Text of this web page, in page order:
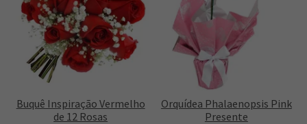
Buquê Inspiração Vermelho
de 12 Rosas
Orquídea Phalaenopsis Pink
Presente